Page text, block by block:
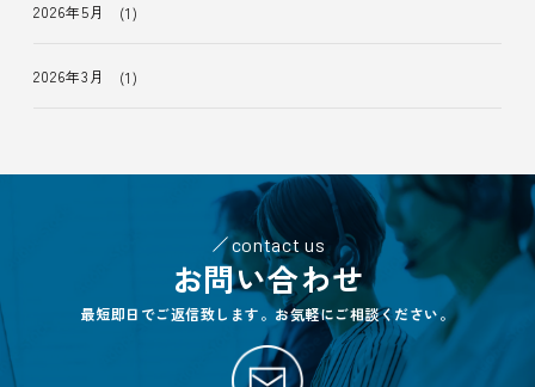
2026年5月 (1)
2026年3月 (1)
contact us
お問い合わせ
最短即日でご返信致します。お気軽にご相談ください。